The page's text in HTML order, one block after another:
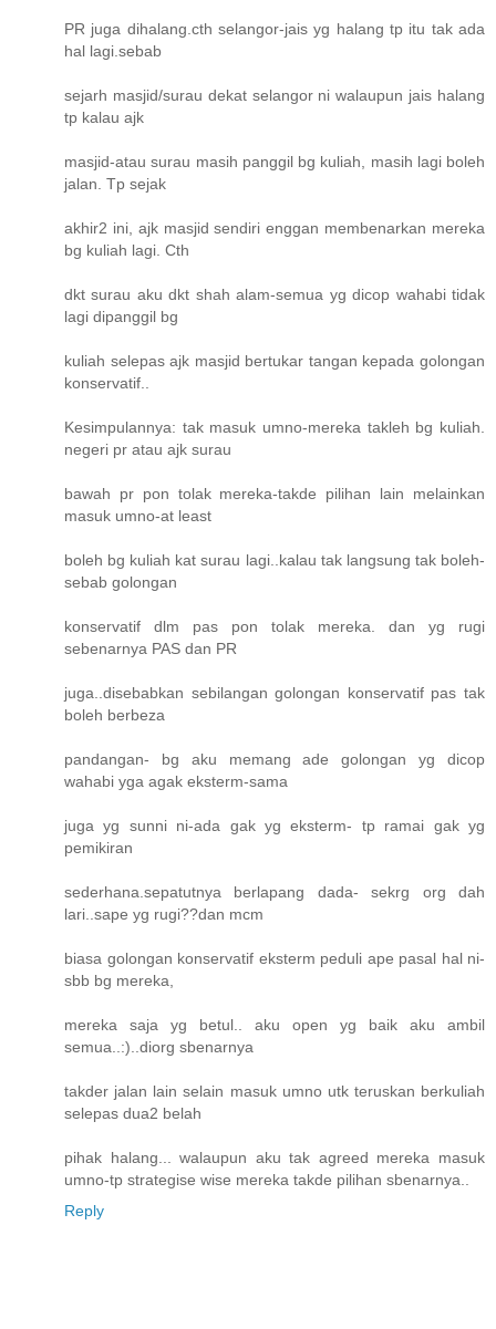
PR juga dihalang.cth selangor-jais yg halang tp itu tak ada
hal lagi.sebab
sejarh masjid/surau dekat selangor ni walaupun jais halang
tp kalau ajk
masjid-atau surau masih panggil bg kuliah, masih lagi boleh
jalan. Tp sejak
akhir2 ini, ajk masjid sendiri enggan membenarkan mereka
bg kuliah lagi. Cth
dkt surau aku dkt shah alam-semua yg dicop wahabi tidak
lagi dipanggil bg
kuliah selepas ajk masjid bertukar tangan kepada golongan
konservatif..
Kesimpulannya: tak masuk umno-mereka takleh bg kuliah.
negeri pr atau ajk surau
bawah pr pon tolak mereka-takde pilihan lain melainkan
masuk umno-at least
boleh bg kuliah kat surau lagi..kalau tak langsung tak boleh-
sebab golongan
konservatif dlm pas pon tolak mereka. dan yg rugi
sebenarnya PAS dan PR
juga..disebabkan sebilangan golongan konservatif pas tak
boleh berbeza
pandangan- bg aku memang ade golongan yg dicop
wahabi yga agak eksterm-sama
juga yg sunni ni-ada gak yg eksterm- tp ramai gak yg
pemikiran
sederhana.sepatutnya berlapang dada- sekrg org dah
lari..sape yg rugi??dan mcm
biasa golongan konservatif eksterm peduli ape pasal hal ni-
sbb bg mereka,
mereka saja yg betul.. aku open yg baik aku ambil
semua..:)..diorg sbenarnya
takder jalan lain selain masuk umno utk teruskan berkuliah
selepas dua2 belah
pihak halang... walaupun aku tak agreed mereka masuk
umno-tp strategise wise mereka takde pilihan sbenarnya..
Reply